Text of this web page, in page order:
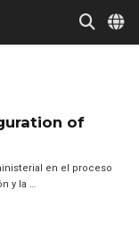
of
en el proceso
y la …